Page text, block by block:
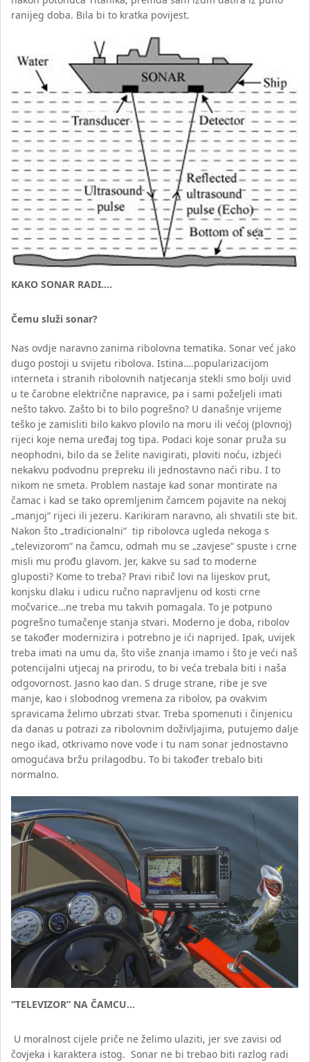
ranijeg doba. Bila bi to kratka povijest.
KAKO SONAR RADI….
Čemu služi sonar?
Nas ovdje naravno zanima ribolovna tematika. Sonar već jako
dugo postoji u svijetu ribolova. Istina….popularizacijom
interneta i stranih ribolovnih natjecanja stekli smo bolji uvid
u te čarobne električne napravice, pa i sami poželjeli imati
nešto takvo. Zašto bi to bilo pogrešno? U današnje vrijeme
teško je zamisliti bilo kakvo plovilo na moru ili većoj (plovnoj)
rijeci koje nema uređaj tog tipa. Podaci koje sonar pruža su
neophodni, bilo da se želite navigirati, ploviti noću, izbjeći
nekakvu podvodnu prepreku ili jednostavno naći ribu. I to
nikom ne smeta. Problem nastaje kad sonar montirate na
čamac i kad se tako opremljenim čamcem pojavite na nekoj
„manjoj“ rijeci ili jezeru. Karikiram naravno, ali shvatili ste bit.
Nakon što „tradicionalni“ tip ribolovca ugleda nekoga s
„televizorom“ na čamcu, odmah mu se „zavjese“ spuste i crne
misli mu prođu glavom. Jer, kakve su sad to moderne
gluposti? Kome to treba? Pravi ribič lovi na lijeskov prut,
konjsku dlaku i udicu ručno napravljenu od kosti crne
močvarice…ne treba mu takvih pomagala. To je potpuno
pogrešno tumačenje stanja stvari. Moderno je doba, ribolov
se također modernizira i potrebno je ići naprijed. Ipak, uvijek
treba imati na umu da, što više znanja imamo i što je veći naš
potencijalni utjecaj na prirodu, to bi veća trebala biti i naša
odgovornost. Jasno kao dan. S druge strane, ribe je sve
manje, kao i slobodnog vremena za ribolov, pa ovakvim
spravicama želimo ubrzati stvar. Treba spomenuti i činjenicu
da danas u potrazi za ribolovnim doživljajima, putujemo dalje
nego ikad, otkrivamo nove vode i tu nam sonar jednostavno
omogućava bržu prilagodbu. To bi također trebalo biti
normalno.
“TELEVIZOR” NA ČAMCU…
U moralnost cijele priče ne želimo ulaziti, jer sve zavisi od
čovjeka i karaktera istog. Sonar ne bi trebao biti razlog radi